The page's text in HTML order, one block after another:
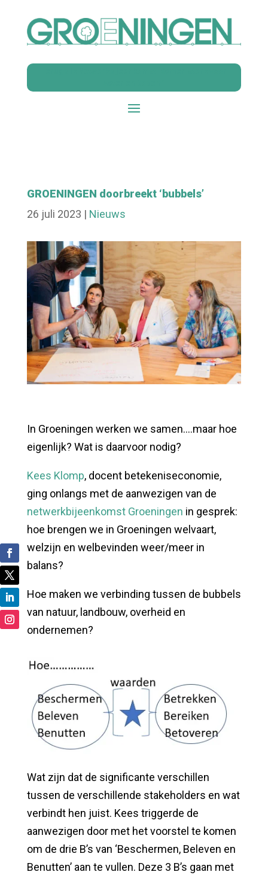
GROENINGEN doorbreekt ‘bubbels’
26 juli 2023 | Nieuws
In Groeningen werken we samen….maar hoe
eigenlijk? Wat is daarvoor nodig?
Kees Klomp, docent betekeniseconomie,
ging onlangs met de aanwezigen van de
netwerkbijeenkomst Groeningen in gesprek:
hoe brengen we in Groeningen welvaart,
welzijn en welbevinden weer/meer in
balans?
Hoe maken we verbinding tussen de bubbels
van natuur, landbouw, overheid en
ondernemen?
Wat zijn dat de significante verschillen
tussen de verschillende stakeholders en wat
verbindt hen juist. Kees triggerde de
aanwezigen door met het voorstel te komen
om de drie B’s van ‘Beschermen, Beleven en
Benutten’ aan te vullen. Deze 3 B’s gaan met